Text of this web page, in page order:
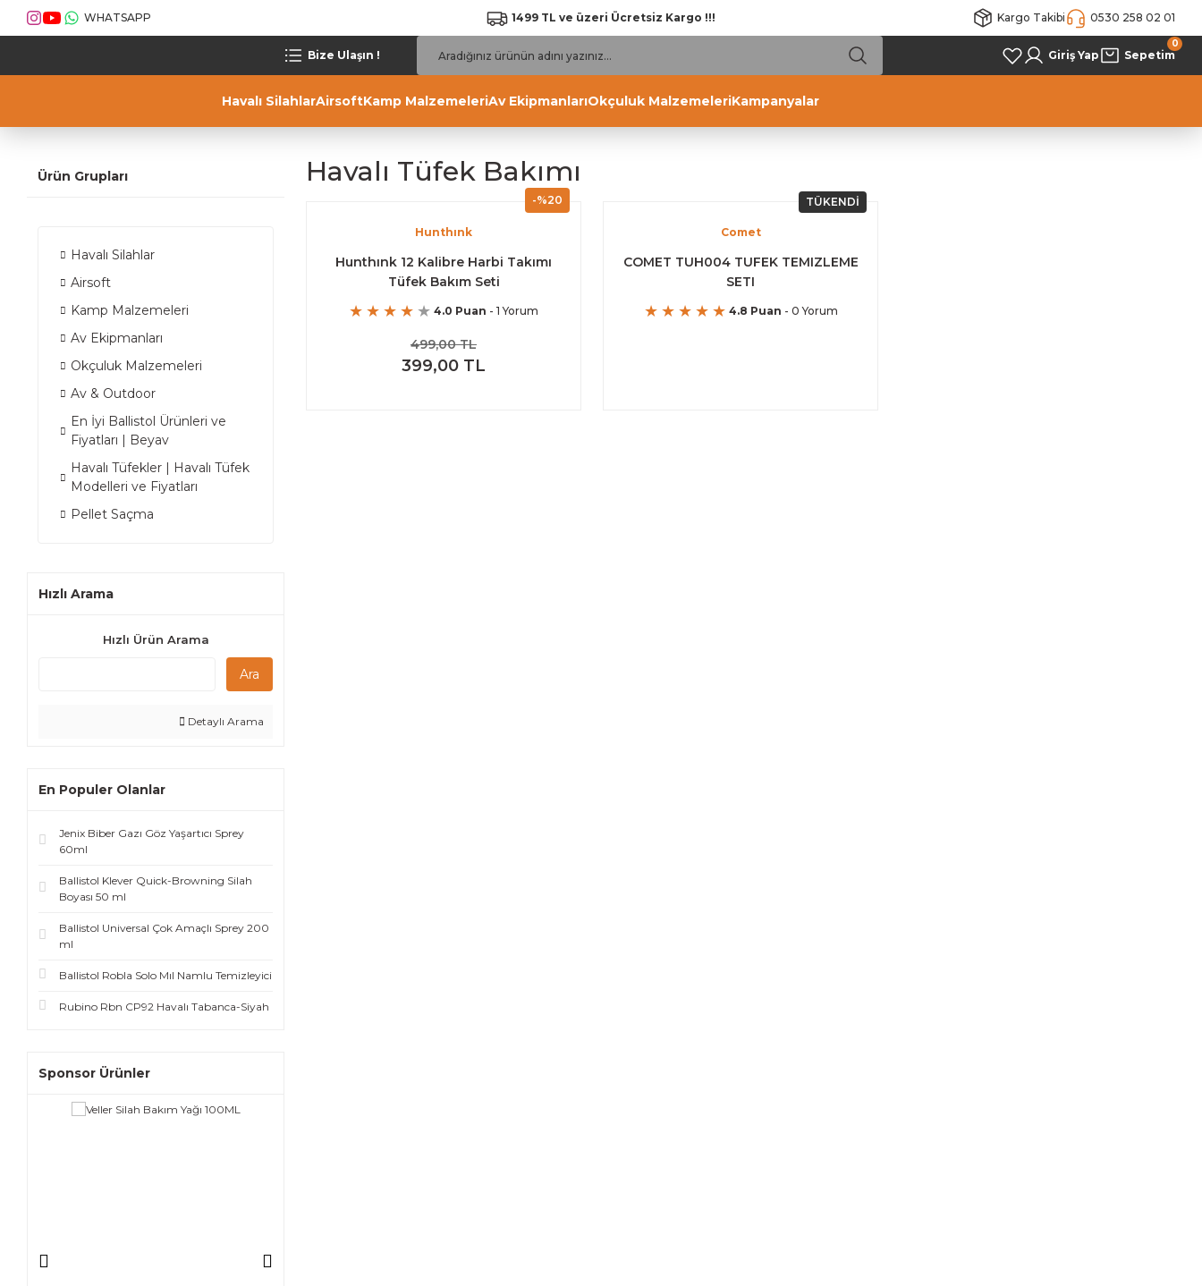
WHATSAPP 1499 TL ve üzeri Ücretsiz Kargo !!! Kargo Takibi 0530 258 02 01
Bize Ulaşın ! Giriş Yap Sepetim
0
Havalı SilahlarAirsoftKamp MalzemeleriAv EkipmanlarıOkçuluk MalzemeleriKampanyalar
Ürün Grupları
Havalı Silahlar
Airsoft
Kamp Malzemeleri
Av Ekipmanları
Okçuluk Malzemeleri
Av & Outdoor
En İyi Ballistol Ürünleri ve
Fiyatları | Beyav
Havalı Tüfekler | Havalı Tüfek
Modelleri ve Fiyatları
Pellet Saçma
Hızlı Arama
Hızlı Ürün Arama
Ara
Detaylı Arama
En Populer Olanlar
Jenix Biber Gazı Göz Yaşartıcı Sprey
60ml
Ballistol Klever Quick-Browning Silah
Boyası 50 ml
Ballistol Universal Çok Amaçlı Sprey 200
ml
Ballistol Robla Solo Mıl Namlu Temizleyici
Rubino Rbn CP92 Havalı Tabanca-Siyah
Sponsor Ürünler
Havalı Tüfek Bakımı
-%20
Hunthınk
Hunthınk 12 Kalibre Harbi Takımı
Tüfek Bakım Seti
4.0 Puan - 1 Yorum
499,00 TL
399,00 TL
TÜKENDİ
Comet
COMET TUH004 TUFEK TEMIZLEME
SETI
4.8 Puan - 0 Yorum